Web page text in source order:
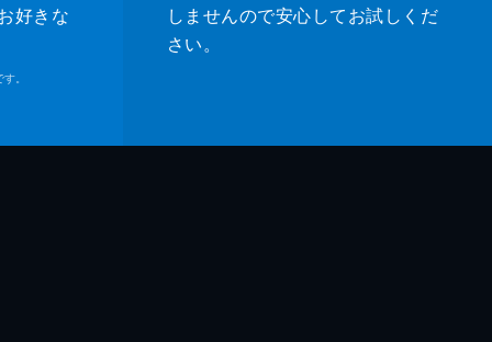
好きな
。
しませんので安心してお試しくだ
さい。